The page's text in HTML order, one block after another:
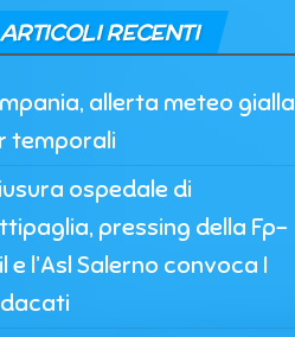
ARTICOLI RECENTI
allerta meteo gialla
temporali
ospedale di
pressing della Fp-
e l’Asl Salerno convoca I